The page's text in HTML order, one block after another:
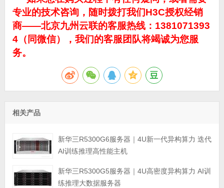
专业的技术咨询，随时拨打我们H3C授权经销
商——北京九州云联的客服热线：1381071393
4（同微信），我们的客服团队将竭诚为您服
务。
相关产品
新华三R5300G6服务器｜4U新一代异构算力 迭代
AI训练推理高性能主机
新华三R5300G5服务器｜4U高密度异构算力 AI训
练推理大数据服务器